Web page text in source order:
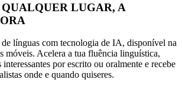
LUGAR, A
línguas com tecnologia de IA, disponível na
móveis. Acelera a tua fluência linguística,
interessantes por escrito ou oralmente e recebe
onde e quando quiseres.